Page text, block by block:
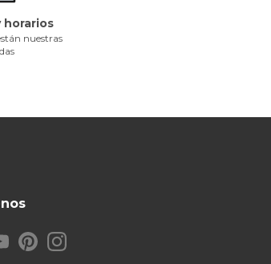
horarios
nuestras